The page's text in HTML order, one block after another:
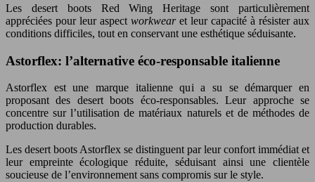
Les desert boots Red Wing Heritage sont particulièrement
appréciées pour leur aspect workwear et leur capacité à résister aux
conditions difficiles, tout en conservant une esthétique séduisante.
Astorflex: l’alternative éco-responsable italienne
Astorflex est une marque italienne qui a su se démarquer en
proposant des desert boots éco-responsables. Leur approche se
concentre sur l’utilisation de matériaux naturels et de méthodes de
production durables.
Les desert boots Astorflex se distinguent par leur confort immédiat et
leur empreinte écologique réduite, séduisant ainsi une clientèle
soucieuse de l’environnement sans compromis sur le style.